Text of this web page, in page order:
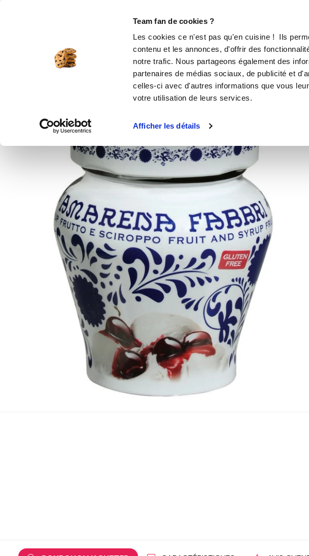
Team fan de cookies ?
Les cookies ce n'est pas qu'en cuisine ! Ils
contenu et les annonces, d'offrir des
notre trafic. Nous partageons également des
partenaires de médias sociaux, de publicité et
celles-ci avec d'autres informations que vous
votre utilisation de leurs services.
Afficher les détails
MOULES SILICONE USTENSILES ÉPICERIE MISE SOUS VIDE
Épicerie en ligne Cerises Amaréna 230 g